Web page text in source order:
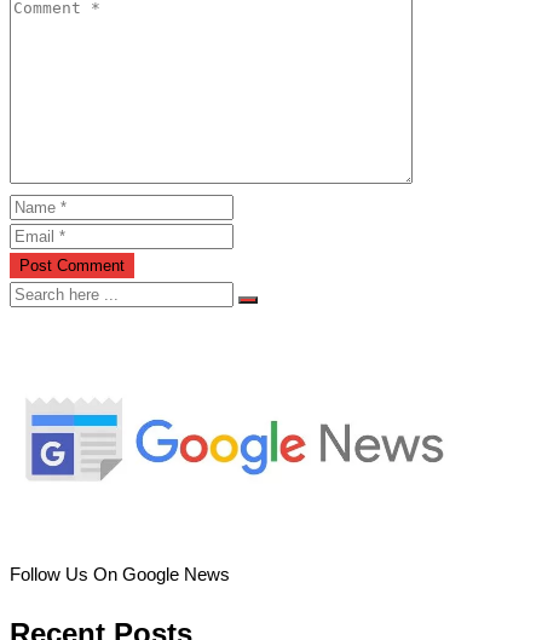
Follow Us On Google News
Recent Posts